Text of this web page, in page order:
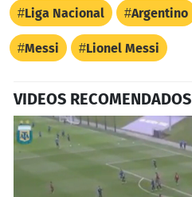
Liga Nacional Argentino
Messi Lionel Messi
VIDEOS RECOMENDADOS